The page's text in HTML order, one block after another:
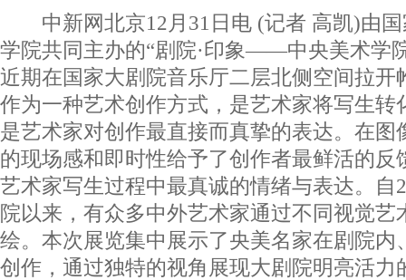
中新网北京12月31日电 (记者 高凯)由国
学院共同主办的“剧院·印象——中央美术学
近期在国家大剧院音乐厅二层北侧空间
作为一种艺术创作方式，是艺术家将写生转
是艺术家对创作最直接而真挚的表达。在图
的现场感和即时性给予了创作者最鲜活的反
艺术家写生过程中最真诚的情绪与表达。自
院以来，有众多中外艺术家通过不同视觉艺
绘。本次展览集中展示了央美名家在剧院内
创作，通过独特的视角展现大剧院明亮活力